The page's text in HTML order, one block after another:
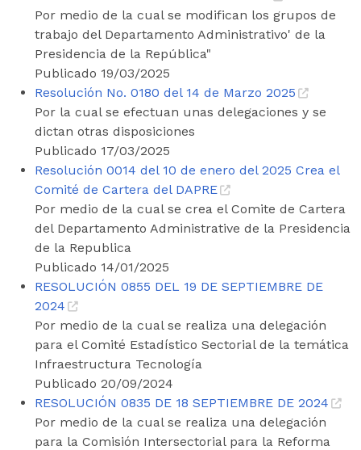
Por medio de la cual se modifican los grupos de
trabajo del Departamento Administrativo' de la
Presidencia de la República"
Publicado 19/03/2025
Resolución No. 0180 del 14 de Marzo 2025
Por la cual se efectuan unas delegaciones y se
dictan otras disposiciones
Publicado 17/03/2025
Resolución 0014 del 10 de enero del 2025 Crea el
Comité de Cartera del DAPRE
Por medio de la cual se crea el Comite de Cartera
del Departamento Administrative de la Presidencia
de la Republica
Publicado 14/01/2025
RESOLUCIÓN 0855 DEL 19 DE SEPTIEMBRE DE
2024
Por medio de la cual se realiza una delegación
para el Comité Estadístico Sectorial de la temática
Infraestructura Tecnología
Publicado 20/09/2024
RESOLUCIÓN 0835 DE 18 SEPTIEMBRE DE 2024
Por medio de la cual se realiza una delegación
para la Comisión Intersectorial para la Reforma